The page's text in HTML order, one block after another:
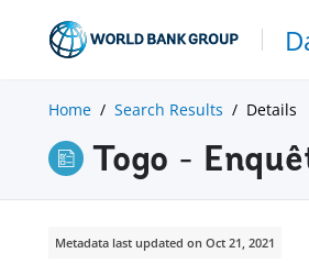
Home Search Results Details
Togo -
Metadata last updated on Oct 21, 2021